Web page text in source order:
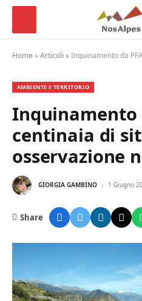
Home »Articoli »Inquinamento da PFAS:
AMBIENTE E TERRITORIO
Inquinamento
centinaia di
osservazione
GIORGIA GAMBINO 1 Giugno
Share